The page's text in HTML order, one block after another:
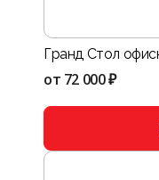
Гранд Стол
от 72 000 ₽